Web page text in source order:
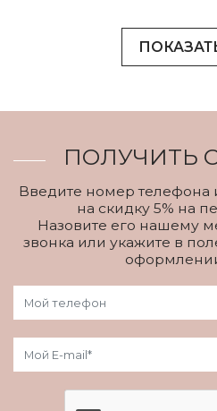
ПОЛУЧИТЬ
Введите номер телефона
на скидку 5% на
Назовите его нашему
звонка или укажите в